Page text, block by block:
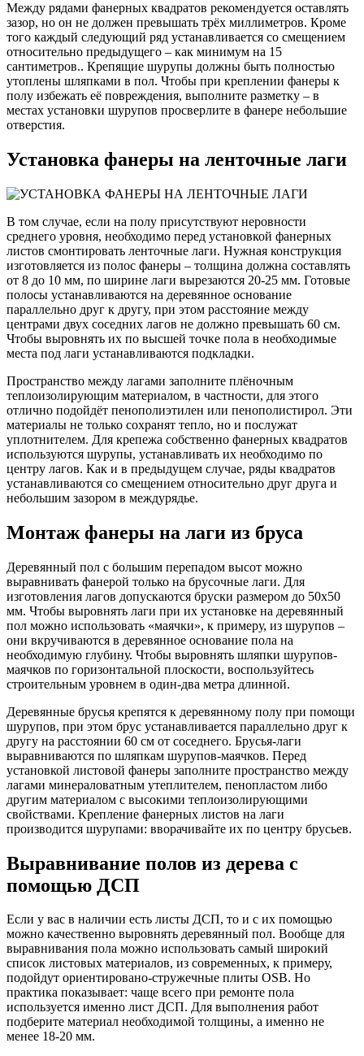
Между рядами фанерных квадратов рекомендуется оставлять
зазор, но он не должен превышать трёх миллиметров. Кроме
того каждый следующий ряд устанавливается со смещением
относительно предыдущего – как минимум на 15
сантиметров.. Крепящие шурупы должны быть полностью
утоплены шляпками в пол. Чтобы при креплении фанеры к
полу избежать её повреждения, выполните разметку – в
местах установки шурупов просверлите в фанере небольшие
отверстия.
Установка фанеры на ленточные лаги
В том случае, если на полу присутствуют неровности
среднего уровня, необходимо перед установкой фанерных
листов смонтировать ленточные лаги. Нужная конструкция
изготовляется из полос фанеры – толщина должна составлять
от 8 до 10 мм, по ширине лаги вырезаются 20-25 мм. Готовые
полосы устанавливаются на деревянное основание
параллельно друг к другу, при этом расстояние между
центрами двух соседних лагов не должно превышать 60 см.
Чтобы выровнять их по высшей точке пола в необходимые
места под лаги устанавливаются подкладки.
Пространство между лагами заполните плёночным
теплоизолирующим материалом, в частности, для этого
отлично подойдёт пенополиэтилен или пенополистирол. Эти
материалы не только сохранят тепло, но и послужат
уплотнителем. Для крепежа собственно фанерных квадратов
используются шурупы, устанавливать их необходимо по
центру лагов. Как и в предыдущем случае, ряды квадратов
устанавливаются со смещением относительно друг друга и
небольшим зазором в междурядье.
Монтаж фанеры на лаги из бруса
Деревянный пол с большим перепадом высот можно
выравнивать фанерой только на брусочные лаги. Для
изготовления лагов допускаются бруски размером до 50х50
мм. Чтобы выровнять лаги при их установке на деревянный
пол можно использовать «маячки», к примеру, из шурупов –
они вкручиваются в деревянное основание пола на
необходимую глубину. Чтобы выровнять шляпки шурупов-
маячков по горизонтальной плоскости, воспользуйтесь
строительным уровнем в один-два метра длинной.
Деревянные брусья крепятся к деревянному полу при помощи
шурупов, при этом брус устанавливается параллельно друг к
другу на расстоянии 60 см от соседнего. Брусья-лаги
выравниваются по шляпкам шурупов-маячков. Перед
установкой листовой фанеры заполните пространство между
лагами минераловатным утеплителем, пенопластом либо
другим материалом с высокими теплоизолирующими
свойствами. Крепление фанерных листов на лаги
производится шурупами: вворачивайте их по центру брусьев.
Выравнивание полов из дерева с
помощью ДСП
Если у вас в наличии есть листы ДСП, то и с их помощью
можно качественно выровнять деревянный пол. Вообще для
выравнивания пола можно использовать самый широкий
список листовых материалов, из современных, к примеру,
подойдут ориентировано-стружечные плиты OSB. Но
практика показывает: чаще всего при ремонте пола
используется именно лист ДСП. Для выполнения работ
подберите материал необходимой толщины, а именно не
менее 18-20 мм.